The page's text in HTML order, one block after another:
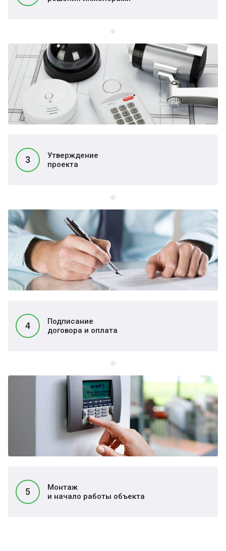
3
Утверждение
проекта
4
Подписание
договора и оплата
5
Монтаж
и начало работы объекта